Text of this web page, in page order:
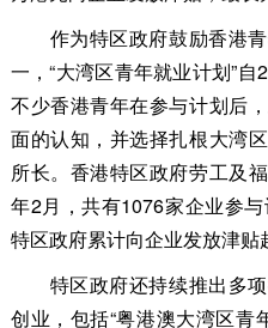
作为特区政府鼓励香港青
一，“大湾区青年就业计划”自
不少香港青年在参与计划后
面的认知，并选择扎根大湾
所长。香港特区政府劳工及
年2月，共有1076家企业参
特区政府累计向企业发放津贴
特区政府还持续推出多项
创业，包括“粤港澳大湾区青